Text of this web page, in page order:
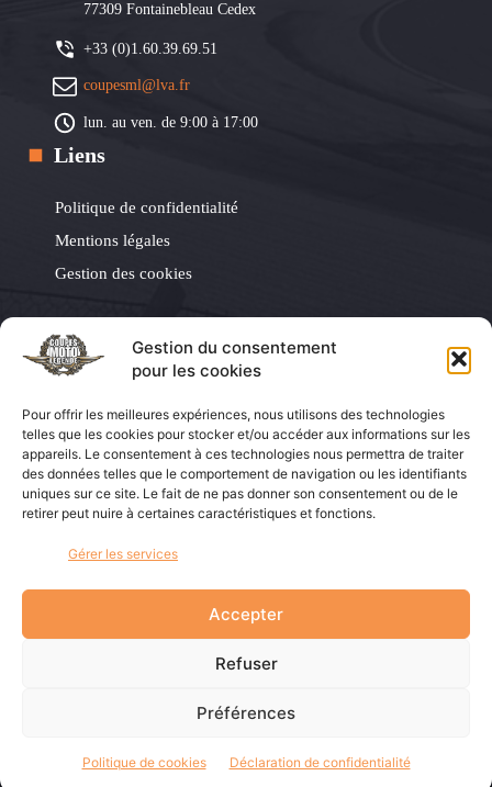
Gestion du consentement
pour les cookies
Pour offrir les meilleures expériences, nous utilisons des technologies
telles que les cookies pour stocker et/ou accéder aux informations sur les
appareils. Le consentement à ces technologies nous permettra de traiter
des données telles que le comportement de navigation ou les identifiants
uniques sur ce site. Le fait de ne pas donner son consentement ou de le
retirer peut nuire à certaines caractéristiques et fonctions.
Gérer les services
Accepter
Refuser
Préférences
Politique de cookies Déclaration de confidentialité
77309 Fontainebleau Cedex
+33 (0)1.60.39.69.51
coupesml@lva.fr
lun. au ven. de 9:00 à 17:00
Liens
Politique de confidentialité
Mentions légales
Gestion des cookies
Les Éditions LVA
Coupes Auto Légende
La Vie de la Moto
Moto Légende
La boutique du collectionneur
© 2025 - Les Éditions LVA